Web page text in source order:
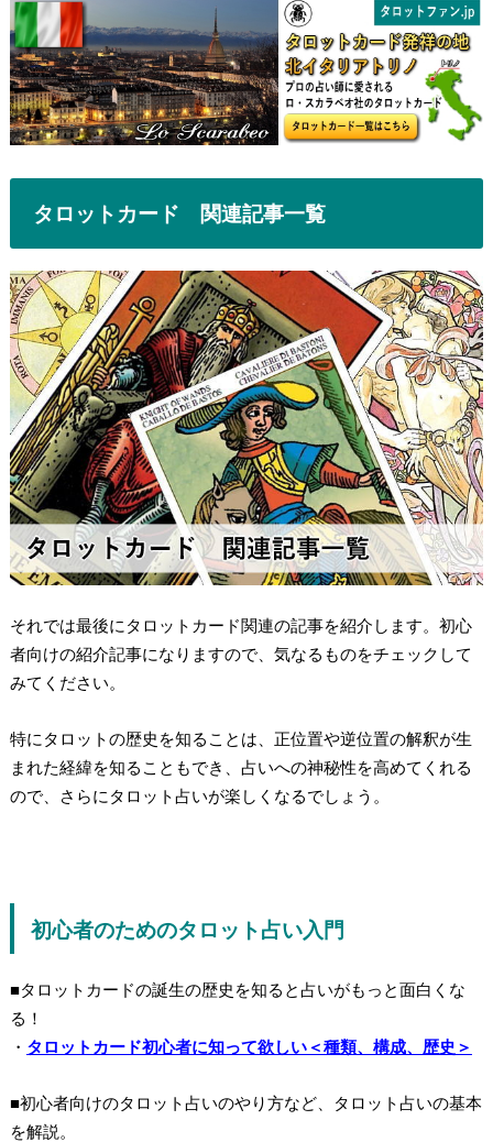
タロットカード 関連記事一覧
それでは最後にタロットカード関連の記事を紹介します。初心
者向けの紹介記事になりますので、気なるものをチェックして
みてください。
特にタロットの歴史を知ることは、正位置や逆位置の解釈が生
まれた経緯を知ることもでき、占いへの神秘性を高めてくれる
ので、さらにタロット占いが楽しくなるでしょう。
初心者のためのタロット占い入門
■タロットカードの誕生の歴史を知ると占いがもっと面白くな
る！
・ タロットカード初心者に知って欲しい＜種類、構成、歴史＞
■初心者向けのタロット占いのやり方など、タロット占いの基本
を解説。